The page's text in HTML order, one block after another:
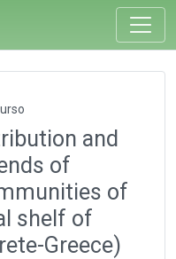
and
of
of
shelf of
Greece)